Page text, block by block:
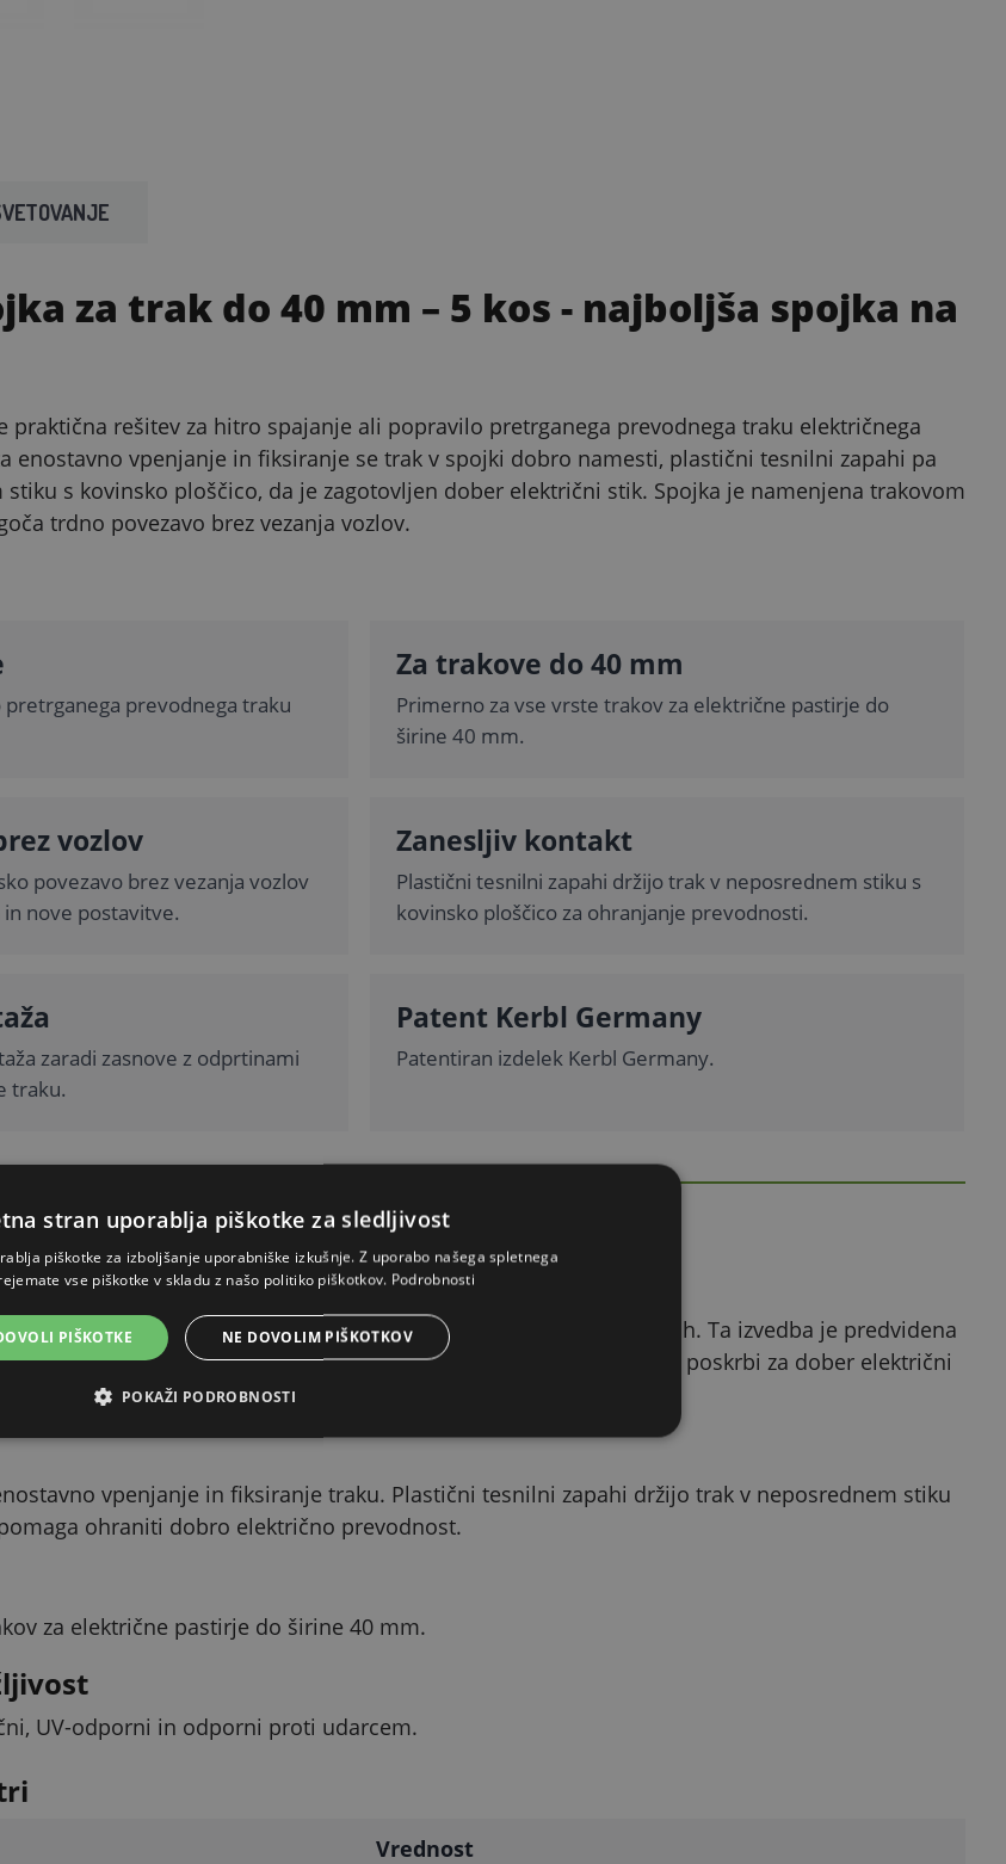
za trak do 40 mm – 5 kos - najboljša spojka na
praktična rešitev za hitro spajanje ali popravilo pretrganega prevodnega traku električnega
enostavno vpenjanje in fiksiranje se trak v spojki dobro namesti, plastični tesnilni zapahi pa
s kovinsko ploščico, da je zagotovljen dober električni stik. Spojka je namenjena trakovom
trdno povezavo brez vezanja vozlov.
pretrganega prevodnega traku
Za trakove do 40 mm
Primerno za vse vrste trakov za električne pastirje do
širine 40 mm.
vozlov
povezavo brez vezanja vozlov
nove postavitve.
Zanesljiv kontakt
Plastični tesnilni zapahi držijo trak v neposrednem stiku s
kovinsko ploščico za ohranjanje prevodnosti.
zaradi zasnove z odprtinami
traku.
Patent Kerbl Germany
Patentiran izdelek Kerbl Germany.
Skrij
hitremu spajanju ali popravilu vodnikov pri električnih pastirjih. Ta izvedba je predvidena
prevodnega traku. Pomaga ustvariti trdno povezavo brez vozlov ter poskrbi za dober električni
vpenjanje in fiksiranje traku. Plastični tesnilni zapahi držijo trak v neposrednem stiku
ohraniti dobro električno prevodnost.
za električne pastirje do širine 40 mm.
UV-odporni in odporni proti udarcem.
Vrednost
stran uporablja piškotke za sledljivost
piškotke za izboljšanje uporabniške izkušnje. Z uporabo našega spletnega
vse piškotke v skladu z našo politiko piškotkov. Podrobnosti
PIŠKOTKE NE DOVOLIM PIŠKOTKOV
POKAŽI PODROBNOSTI